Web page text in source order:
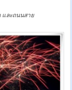
และถนนสาย